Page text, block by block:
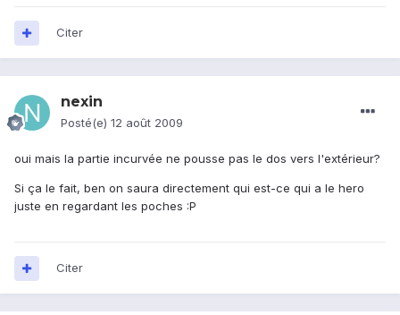
Citer
nexin
Posté(e) 12 août 2009
oui mais la partie incurvée ne pousse pas le dos vers l'extérieur?
Si ça le fait, ben on saura directement qui est-ce qui a le hero
juste en regardant les poches :P
Citer